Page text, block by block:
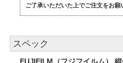
ご了承いただいた上でご注文をお願
スペック
FUJIFILM（フジフイルム）